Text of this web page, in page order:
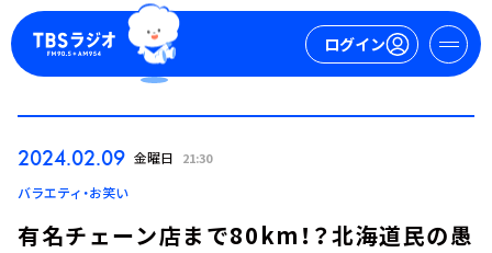
ログイン
ログイン
2024.02.09 金曜日 21:30
バラエティ・お笑い
有名チェーン店まで80km！？北海道民の愚